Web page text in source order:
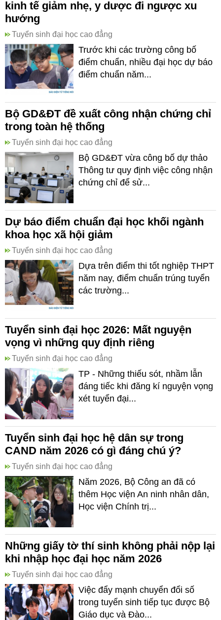
kinh tế giảm nhẹ, y dược đi ngược xu
hướng
Tuyển sinh đại học cao đẳng
Trước khi các trường công bố
điểm chuẩn, nhiều đại học dự báo
điểm chuẩn năm...
Bộ GD&ĐT đề xuất công nhận chứng chỉ
trong toàn hệ thống
Tuyển sinh đại học cao đẳng
Bộ GD&ĐT vừa công bố dự thảo
Thông tư quy định việc công nhận
chứng chỉ để sử...
Dự báo điểm chuẩn đại học khối ngành
khoa học xã hội giảm
Tuyển sinh đại học cao đẳng
Dựa trên điểm thi tốt nghiệp THPT
năm nay, điểm chuẩn trúng tuyển
các trường...
Tuyển sinh đại học 2026: Mất nguyện
vọng vì những quy định riêng
Tuyển sinh đại học cao đẳng
TP - Những thiếu sót, nhầm lẫn
đáng tiếc khi đăng kí nguyện vọng
xét tuyển đại...
Tuyển sinh đại học hệ dân sự trong
CAND năm 2026 có gì đáng chú ý?
Tuyển sinh đại học cao đẳng
Năm 2026, Bộ Công an đã có
thêm Học viện An ninh nhân dân,
Học viện Chính trị...
Những giấy tờ thí sinh không phải nộp lại
khi nhập học đại học năm 2026
Tuyển sinh đại học cao đẳng
Việc đẩy mạnh chuyển đổi số
trong tuyển sinh tiếp tục được Bộ
Giáo dục và Đào...